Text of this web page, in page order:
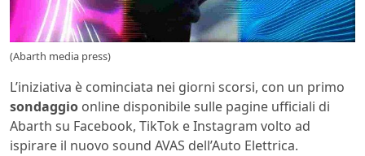
(Abarth media press)
L’iniziativa è cominciata nei giorni scorsi, con un primo
sondaggio online disponibile sulle pagine ufficiali di
Abarth su Facebook, TikTok e Instagram volto ad
ispirare il nuovo sound AVAS dell’Auto Elettrica.